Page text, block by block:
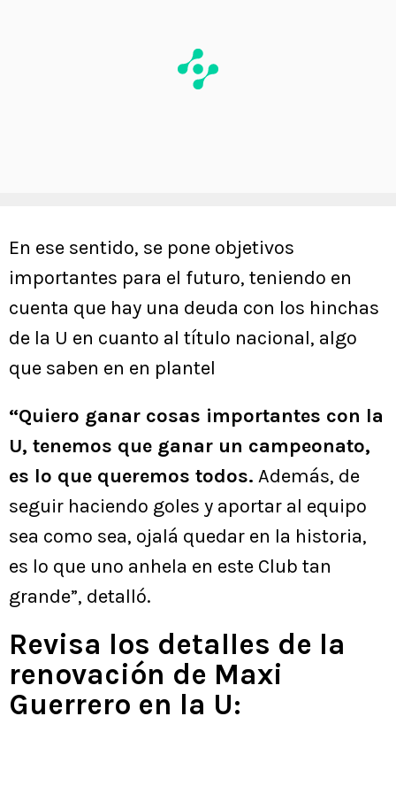
En ese sentido, se pone objetivos
importantes para el futuro, teniendo en
cuenta que hay una deuda con los hinchas
de la U en cuanto al título nacional, algo
que saben en en plantel
“Quiero ganar cosas importantes con la
U, tenemos que ganar un campeonato,
es lo que queremos todos. Además, de
seguir haciendo goles y aportar al equipo
sea como sea, ojalá quedar en la historia,
es lo que uno anhela en este Club tan
grande”, detalló.
Revisa los detalles de la
renovación de Maxi
Guerrero en la U: